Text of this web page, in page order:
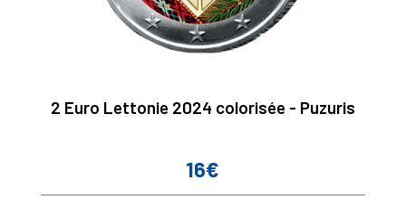
2 Euro Lettonie 2024 colorisée - Puzuris
Prix
16€